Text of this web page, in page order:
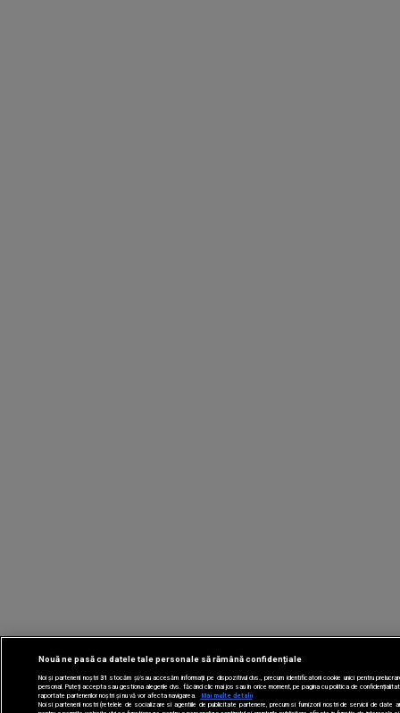
Nouă ne pasă ca datele tale personale să rămână confidențiale
Noi și partenerii noștri31 stocăm și/sau accesăm informații pe dispozitivul dvs., precum identificatorii cookie unici pentru
personal. Puteți accepta sau gestiona alegerile dvs. făcând clic mai jos sau în orice moment, pe pagina cu politica de
raportate partenerilor noștri și nu vă vor afecta navigarea.
Mai multe detalii
Noi si partenerii nostri (retelele de socializare si agentiile de publicitate partenere, precum si furnizorii nostri de servicii de date